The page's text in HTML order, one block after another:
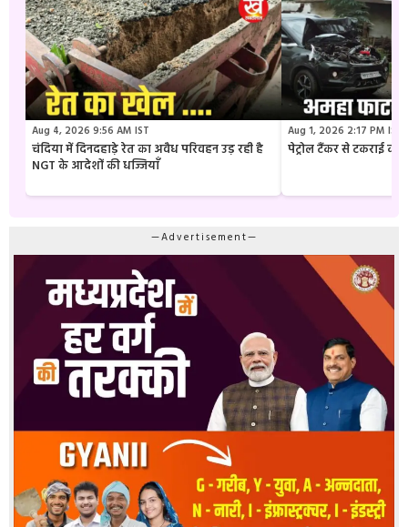
Aug 4, 2026 9:56 AM IST
चंदिया में दिनदहाड़े रेत का अवैध परिवहन उड़ रही है
NGT के आदेशों की धज्जियाँ
Aug 1, 2026 2:17 PM IST
पेट्रोल टैंकर से टकराई
—Advertisement—